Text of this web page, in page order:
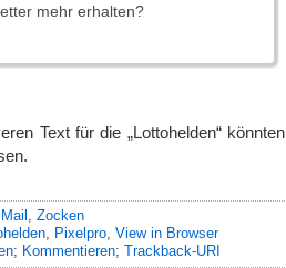
mehr erhalten?
Text für die „Lottohelden“ könnten
Mail , Zocken
, Pixelpro, View in Browser
; Kommentieren; Trackback-URI